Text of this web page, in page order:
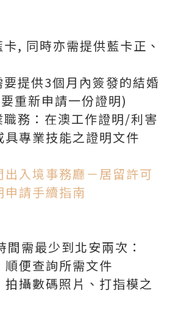
, 同時亦需提供藍卡正、
提供3個月內簽發的結婚
重新申請一份證明)
務：在澳工作證明/利害
具專業技能之證明文件
出入境事務廳－居留許可
請手續指南
間需最少到北安兩次：
便查詢所需文件
攝數碼照片、打指模之